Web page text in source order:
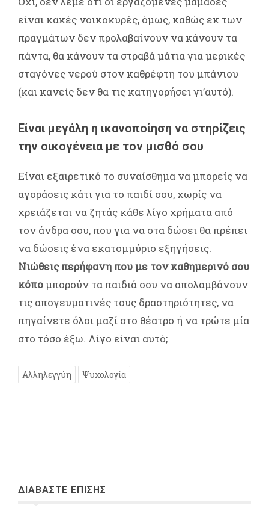
είναι κακές νοικοκυρές, όμως, καθώς εκ των
πραγμάτων δεν προλαβαίνουν να κάνουν τα
πάντα, θα κάνουν τα στραβά μάτια για μερικές
σταγόνες νερού στον καθρέφτη του μπάνιου
(και κανείς δεν θα τις κατηγορήσει γι’αυτό).
Είναι μεγάλη η ικανοποίηση να στηρίζεις
την οικογένεια με τον μισθό σου
Είναι εξαιρετικό το συναίσθημα να μπορείς να
αγοράσεις κάτι για το παιδί σου, χωρίς να
χρειάζεται να ζητάς κάθε λίγο χρήματα από
τον άνδρα σου, που για να στα δώσει θα πρέπει
να δώσεις ένα εκατομμύριο εξηγήσεις.
Νιώθεις περήφανη που με τον καθημερινό σου
κόπομπορούν τα παιδιά σου να απολαμβάνουν
τις απογευματινές τους δραστηριότητες, να
πηγαίνετε όλοι μαζί στο θέατρο ή να τρώτε μία
στο τόσο έξω. Λίγο είναι αυτό;
Αλληλεγγύη Ψυχολογία
ΔΙΑΒΑΣΤΕ ΕΠΙΣΗΣ